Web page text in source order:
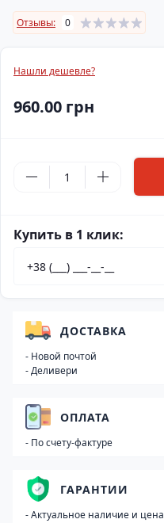
Отзывы: 0
Нашли дешевле?
960.00 грн
Купить в 1 клик:
ДОСТАВКА
- Новой почтой
- Деливери
ОПЛАТА
- По счету-фактуре
ГАРАНТИИ
- Актуальное наличие и цена